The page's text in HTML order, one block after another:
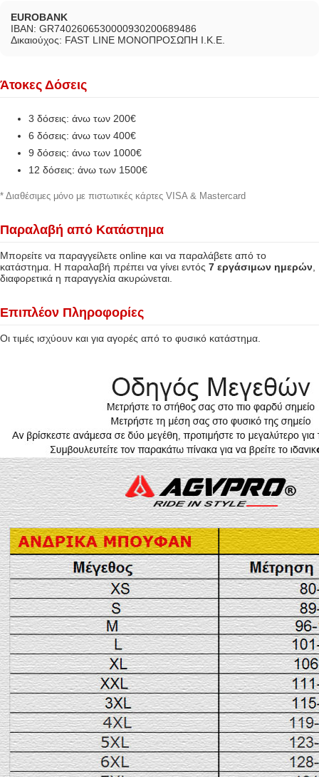
EUROBANK
IBAN: GR7402606530000930200689486
Δικαιούχος: FAST LINE ΜΟΝΟΠΡΟΣΩΠΗ Ι.Κ.Ε.
Άτοκες Δόσεις
3 δόσεις: άνω των 200€
6 δόσεις: άνω των 400€
9 δόσεις: άνω των 1000€
12 δόσεις: άνω των 1500€
* Διαθέσιμες μόνο με πιστωτικές κάρτες VISA & Mastercard
Παραλαβή από Κατάστημα
Μπορείτε να παραγγείλετε online και να παραλάβετε από το
κατάστημα. Η παραλαβή πρέπει να γίνει εντός 7 εργάσιμων ημερών
διαφορετικά η παραγγελία ακυρώνεται.
Επιπλέον Πληροφορίες
Οι τιμές ισχύουν και για αγορές από το φυσικό κατάστημα.